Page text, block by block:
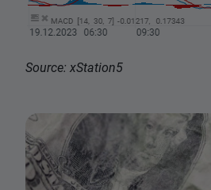
Source: xStation5